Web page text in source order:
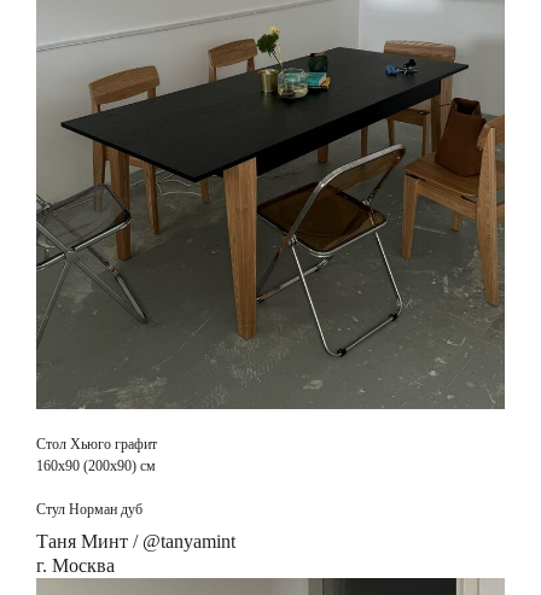
Стол Хьюго графит
160х90 (200х90) см
Стул Норман дуб
Таня Минт / @tanyamint
г. Москва